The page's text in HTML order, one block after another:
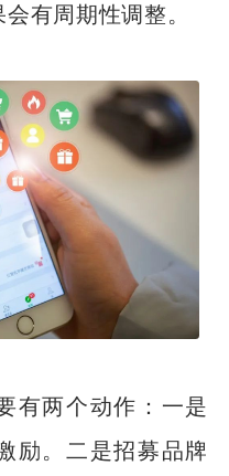
有周期性调整。
有两个动作：一是
励。二是招募品牌